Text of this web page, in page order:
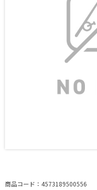
商品コード：4573189500556